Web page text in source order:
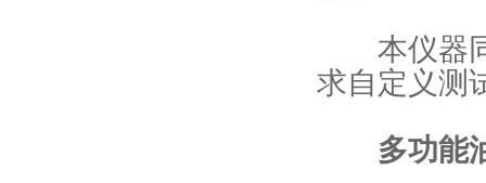
本仪器同
求自定义测
多功能